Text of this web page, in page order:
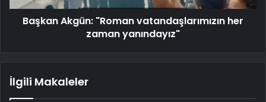
Başkan Akgün: "Roman vatandaşlarımızın her
zaman yanındayız"
İlgili Makaleler